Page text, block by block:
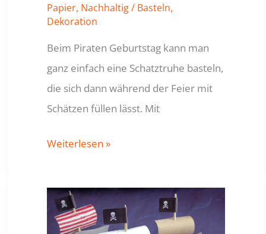
Papier, Nachhaltig/ Basteln,
Dekoration
Beim Piraten Geburtstag kann man
ganz einfach eine Schatztruhe basteln,
die sich dann während der Feier mit
Schätzen füllen lässt. Mit
PIRATEN
Weiterlesen »